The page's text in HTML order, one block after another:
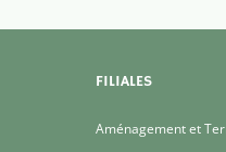
FILIALES
Aménagement et